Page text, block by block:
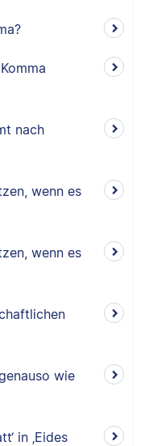
nach
wenn es
wenn es
wie
in ‚Eides